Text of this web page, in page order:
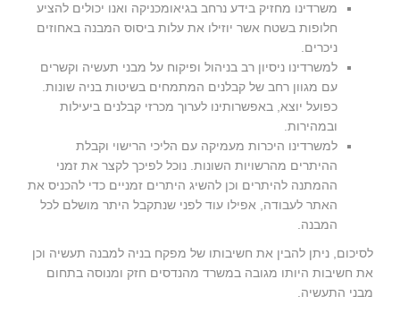
משרדינו מחזיק בידע נרחב בגיאומכניקה ואנו יכולים להציע
חלופות בשטח אשר יוזילו את עלות ביסוס המבנה באחוזים
ניכרים.
למשרדינו ניסיון רב בניהול ופיקוח על מבני תעשיה וקשרים
עם מגוון רחב של קבלנים המתמחים בשיטות בניה שונות.
כפועל יוצא, באפשרותינו לערוך מכרזי קבלנים ביעילות
ובמהירות.
למשרדינו היכרות מעמיקה עם הליכי הרישוי וקבלת
ההיתרים מהרשויות השונות. נוכל לפיכך לקצר את זמני
ההמתנה להיתרים וכן להשיג היתרים זמניים כדי להכניס את
האתר לעבודה, אפילו עוד לפני שנתקבל היתר מושלם לכל
המבנה.
לסיכום, ניתן להבין את חשיבותו של מפקח בניה למבנה תעשיה וכן
את חשיבות היותו מגובה במשרד מהנדסים חזק ומנוסה בתחום
מבני התעשיה.